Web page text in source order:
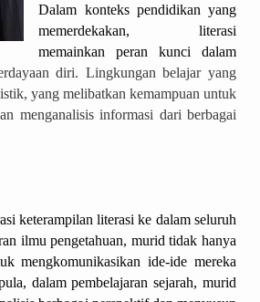
Dalam konteks pendidikan yang
memerdekakan, literasi
memainkan peran kunci dalam
diri. Lingkungan belajar yang
yang melibatkan kemampuan untuk
menganalisis informasi dari berbagai
keterampilan literasi ke dalam seluruh
ilmu pengetahuan, murid tidak hanya
mengkomunikasikan ide-ide mereka
dalam pembelajaran sejarah, murid